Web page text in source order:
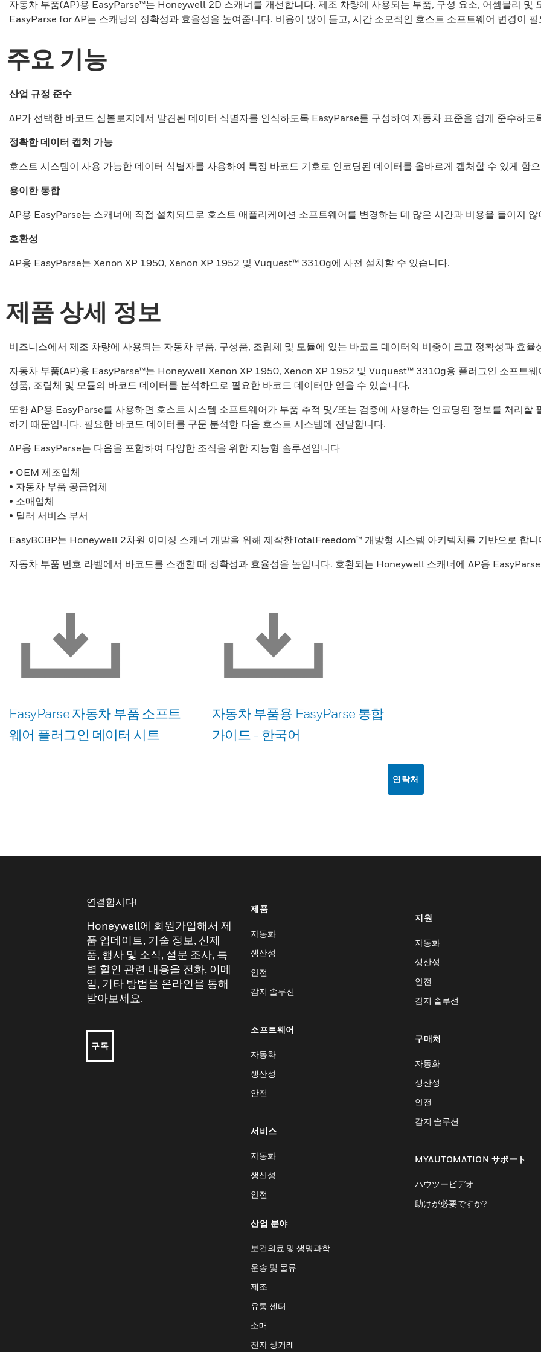
자동차 부품(AP)용 EasyParse™는 Honeywell 2D 스캐너를 개선합니다. 제조 차량에 사용되는 부품, 구성 요소, 어셈블리 및
EasyParse for AP는 스캐닝의 정확성과 효율성을 높여줍니다. 비용이 많이 들고, 시간 소모적인 호스트 소프트웨어 변경이
주요 기능
산업 규정 준수
AP가 선택한 바코드 심볼로지에서 발견된 데이터 식별자를 인식하도록 EasyParse를 구성하여 자동차 표준을 쉽게 준수하도
정확한 데이터 캡처 가능
호스트 시스템이 사용 가능한 데이터 식별자를 사용하여 특정 바코드 기호로 인코딩된 데이터를 올바르게 캡처할 수 있게 함
용이한 통합
AP용 EasyParse는 스캐너에 직접 설치되므로 호스트 애플리케이션 소프트웨어를 변경하는 데 많은 시간과 비용을 들이지 않
호환성
AP용 EasyParse는 Xenon XP 1950, Xenon XP 1952 및 Vuquest™ 3310g에 사전 설치할 수 있습니다.
제품 상세 정보
비즈니스에서 제조 차량에 사용되는 자동차 부품, 구성품, 조립체 및 모듈에 있는 바코드 데이터의 비중이 크고 정확성과 효
자동차 부품(AP)용 EasyParse™는 Honeywell Xenon XP 1950, Xenon XP 1952 및 Vuquest™ 3310g용 플러그인 소프트웨
성품, 조립체 및 모듈의 바코드 데이터를 분석하므로 필요한 바코드 데이터만 얻을 수 있습니다.
또한 AP용 EasyParse를 사용하면 호스트 시스템 소프트웨어가 부품 추적 및/또는 검증에 사용하는 인코딩된 정보를 처리할
하기 때문입니다. 필요한 바코드 데이터를 구문 분석한 다음 호스트 시스템에 전달합니다.
AP용 EasyParse는 다음을 포함하여 다양한 조직을 위한 지능형 솔루션입니다
• OEM 제조업체
• 자동차 부품 공급업체
• 소매업체
• 딜러 서비스 부서
EasyBCBP는 Honeywell 2차원 이미징 스캐너 개발을 위해 제작한TotalFreedom™ 개방형 시스템 아키텍처를 기반으로 합니
자동차 부품 번호 라벨에서 바코드를 스캔할 때 정확성과 효율성을 높입니다. 호환되는 Honeywell 스캐너에 AP용
EasyParse 자동차 부품 소프트
웨어 플러그인 데이터 시트
자동차 부품용 EasyParse 통합
가이드 - 한국어
연락처
연결합시다!
Honeywell에 회원가입해서 제
품 업데이트, 기술 정보, 신제
품, 행사 및 소식, 설문 조사, 특
별 할인 관련 내용을 전화, 이메
일, 기타 방법을 온라인을 통해
받아보세요.
구독
제품
자동화
생산성
안전
감지 솔루션
소프트웨어
자동화
생산성
안전
서비스
자동화
생산성
안전
산업 분야
보건의료 및 생명과학
운송 및 물류
제조
유통 센터
소매
전자 상거래
지원
자동화
생산성
안전
감지 솔루션
구매처
자동화
생산성
안전
감지 솔루션
MYAUTOMATION サポート
ハウツービデオ
助けが必要ですか?